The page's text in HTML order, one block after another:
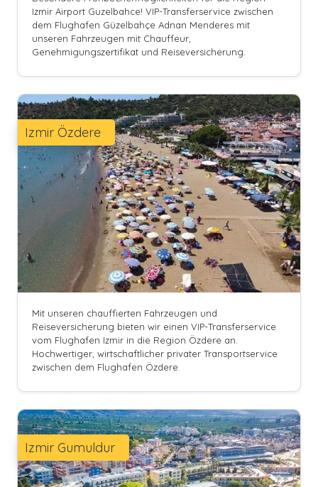
Izmir Airport Guzelbahce! VIP-Transferservice zwischen
dem Flughafen Güzelbahçe Adnan Menderes mit
unseren Fahrzeugen mit Chauffeur,
Genehmigungszertifikat und Reiseversicherung.
Mit unseren chauffierten Fahrzeugen und
Reiseversicherung bieten wir einen VIP-Transferservice
vom Flughafen Izmir in die Region Özdere an.
Hochwertiger, wirtschaftlicher privater Transportservice
zwischen dem Flughafen Özdere.
Izmir Özdere
Izmir Gumuldur